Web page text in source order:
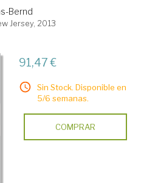
Bernd
Jersey, 2013
91,47 €
Sin Stock. Disponible en
5/6 semanas.
COMPRAR